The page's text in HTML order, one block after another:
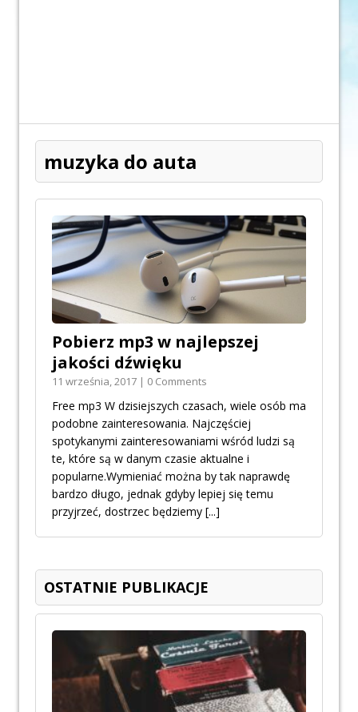
muzyka do auta
Pobierz mp3 w najlepszej
jakości dźwięku
11 września, 2017 | 0 Comments
Free mp3 W dzisiejszych czasach, wiele osób ma
podobne zainteresowania. Najczęściej
spotykanymi zainteresowaniami wśród ludzi są
te, które są w danym czasie aktualne i
popularne.Wymieniać można by tak naprawdę
bardzo długo, jednak gdyby lepiej się temu
przyjrzeć, dostrzec będziemy [...]
OSTATNIE PUBLIKACJE